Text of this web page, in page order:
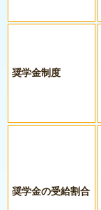
奨学金制度
奨学金の受給割合